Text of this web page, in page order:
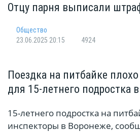
Отцу парня выписали
Общество
23.06.2025 20:15
4924
Поездка на питбайке
для 15-летнего подростка
15-летнего подростка на
инспекторы в Воронеже,